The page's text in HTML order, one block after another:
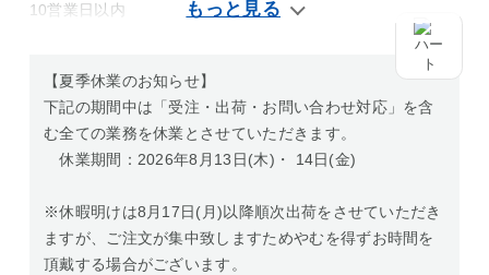
10営業日以内
【夏季休業のお知らせ】
下記の期間中は「受注・出荷・お問い合わせ対応」を含
む全ての業務を休業とさせていただきます。
休業期間：2026年8月13日(木)・ 14日(金)
※休暇明けは8月17日(月)以降順次出荷をさせていただき
ますが、ご注文が集中致しますためやむを得ずお時間を
頂戴する場合がございます。